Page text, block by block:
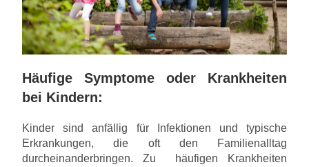
Häufige Symptome oder Krankheiten
bei Kindern:
Kinder sind anfällig für Infektionen und typische
Erkrankungen, die oft den Familienalltag
durcheinanderbringen. Zu häufigen Krankheiten